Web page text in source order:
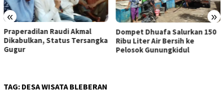
« »
Praperadilan Raudi Akmal
Dikabulkan, Status Tersangka
Gugur
Dompet Dhuafa Salurkan 150
Ribu Liter Air Bersih ke
Pelosok Gunungkidul
TAG: DESA WISATA BLEBERAN